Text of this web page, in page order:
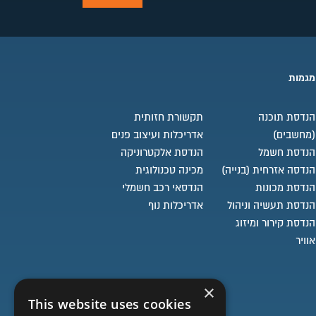
מגמות
הנדסת תוכנה
(מחשבים)
הנדסת חשמל
הנדסה אזרחית (בנייה)
הנדסת מכונות
הנדסת תעשיה וניהול
הנדסת קירור ומיזוג
אוויר
תקשורת חזותית
אדריכלות ועיצוב פנים
הנדסת אלקטרוניקה
מכינה טכנולוגית
הנדסאי רכב חשמלי
אדריכלות נוף
×
This website uses cookies